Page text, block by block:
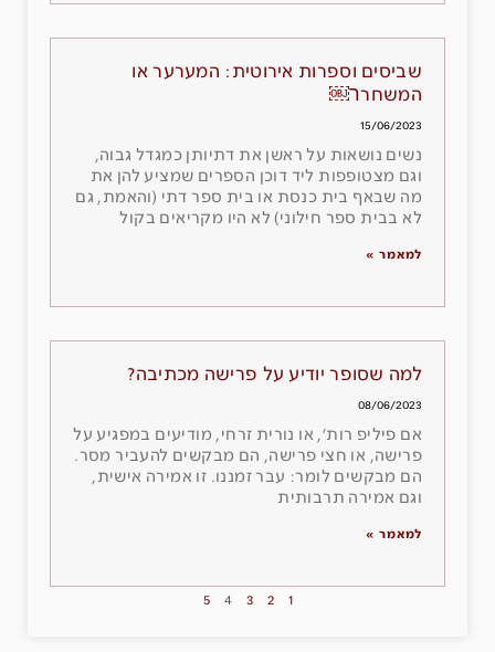
שביסים וספרות אירוטית: המערער או
המשחרר￼
15/06/2023
נשים נושאות על ראשן את דתיותן כמגדל גבוה,
וגם מצטופפות ליד דוכן הספרים שמציע להן את
מה שבאף בית כנסת או בית ספר דתי (והאמת, גם
לא בבית ספר חילוני) לא היו מקריאים בקול
למאמר »
למה שסופר יודיע על פרישה מכתיבה?
08/06/2023
אם פיליפ רות׳, או נורית זרחי, מודיעים במפגיע על
פרישה, או חצי פרישה, הם מבקשים להעביר מסר.
הם מבקשים לומר: עבר זמננו. זו אמירה אישית,
וגם אמירה תרבותית
למאמר »
1
2
3
4
5